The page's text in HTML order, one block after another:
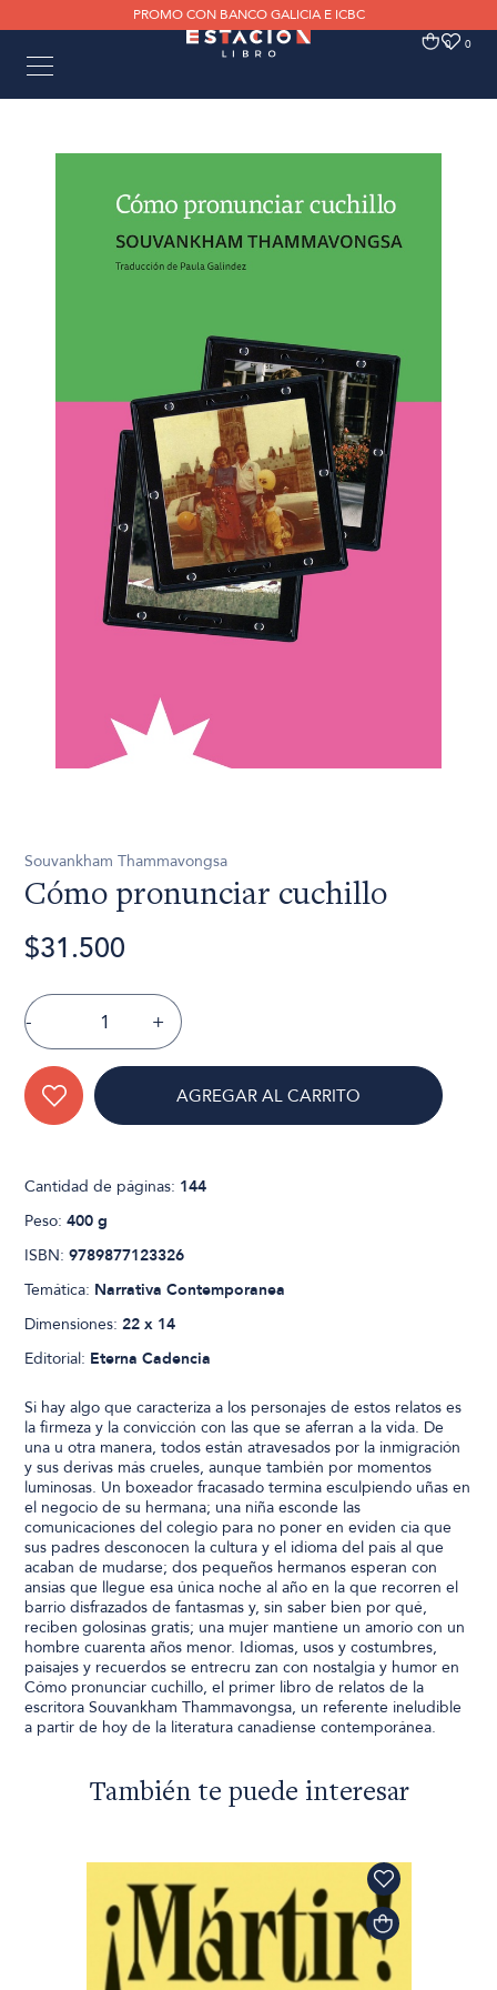
PROMO CON BANCO GALICIA E ICBC
0 0
Souvankham Thammavongsa
Cómo pronunciar cuchillo
$31.500
- +
AGREGAR AL CARRITO
Cantidad de páginas: 144
Peso:400 g
ISBN:9789877123326
Temática: Narrativa Contemporanea
Dimensiones:22 x 14
Editorial: Eterna Cadencia
Si hay algo que caracteriza a los personajes de estos relatos es
la firmeza y la convicción con las que se aferran a la vida. De
una u otra manera, todos están atravesados por la inmigración
y sus derivas más crueles, aunque también por momentos
luminosas. Un boxeador fracasado termina esculpiendo uñas en
el negocio de su hermana; una niña esconde las
comunicaciones del colegio para no poner en eviden cia que
sus padres desconocen la cultura y el idioma del país al que
acaban de mudarse; dos pequeños hermanos esperan con
ansias que llegue esa única noche al año en la que recorren el
barrio disfrazados de fantasmas y, sin saber bien por qué,
reciben golosinas gratis; una mujer mantiene un amorío con un
hombre cuarenta años menor. Idiomas, usos y costumbres,
paisajes y recuerdos se entrecru zan con nostalgia y humor en
Cómo pronunciar cuchillo, el primer libro de relatos de la
escritora Souvankham Thammavongsa, un referente ineludible
a partir de hoy de la literatura canadiense contemporánea.
También te puede interesar